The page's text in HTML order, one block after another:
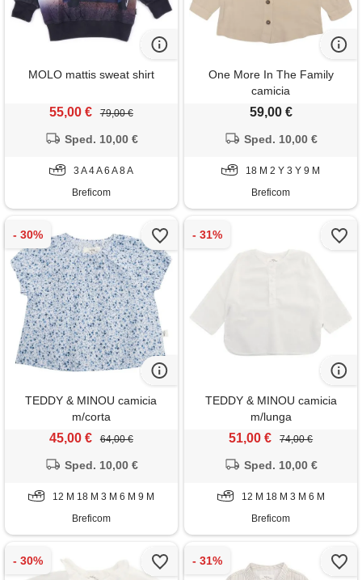
MOLO mattis sweat shirt
55,00 € 79,00 €
Sped. 10,00 €
3 A 4 A 6 A 8 A
Breficom
One More In The Family
camicia
59,00 €
Sped. 10,00 €
18 M 2 Y 3 Y 9 M
Breficom
TEDDY & MINOU camicia
m/corta
45,00 € 64,00 €
Sped. 10,00 €
12 M 18 M 3 M 6 M 9 M
Breficom
TEDDY & MINOU camicia
m/lunga
51,00 € 74,00 €
Sped. 10,00 €
12 M 18 M 3 M 6 M
Breficom